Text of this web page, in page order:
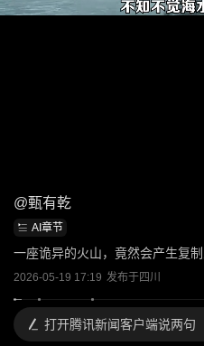
@甄有乾
AI章节
一座诡异的火山，竟然会产生复制
2026-05-19 17:19 发布于四川
打开腾讯新闻客户端说两句